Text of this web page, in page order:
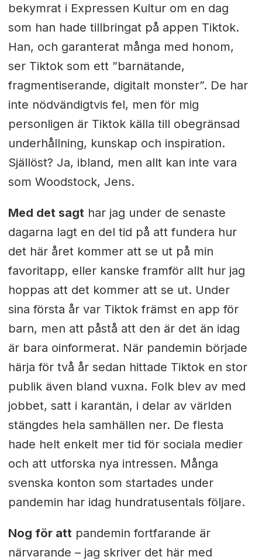
bekymrat i Expressen Kultur om en dag
som han hade tillbringat på appen Tiktok.
Han, och garanterat många med honom,
ser Tiktok som ett ”barnätande,
fragmentiserande, digitalt monster”. De har
inte nödvändigtvis fel, men för mig
personligen är Tiktok källa till obegränsad
underhållning, kunskap och inspiration.
Själlöst? Ja, ibland, men allt kan inte vara
som Woodstock, Jens.
Med det sagt har jag under de senaste
dagarna lagt en del tid på att fundera hur
det här året kommer att se ut på min
favoritapp, eller kanske framför allt hur jag
hoppas att det kommer att se ut. Under
sina första år var Tiktok främst en app för
barn, men att påstå att den är det än idag
är bara oinformerat. När pandemin började
härja för två år sedan hittade Tiktok en stor
publik även bland vuxna. Folk blev av med
jobbet, satt i karantän, i delar av världen
stängdes hela samhällen ner. De flesta
hade helt enkelt mer tid för sociala medier
och att utforska nya intressen. Många
svenska konton som startades under
pandemin har idag hundratusentals följare.
Nog för att pandemin fortfarande är
närvarande – jag skriver det här med